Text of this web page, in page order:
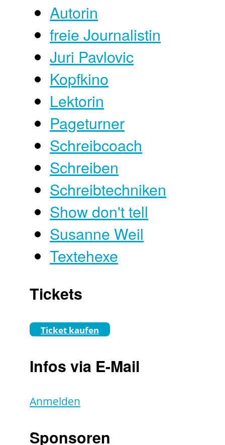
Autorin
freie Journalistin
Juri Pavlovic
Kopfkino
Lektorin
Pageturner
Schreibcoach
Schreiben
Schreibtechniken
Show don't tell
Susanne Weil
Textehexe
Tickets
Ticket kaufen
Infos via E-Mail
Anmelden
Sponsoren